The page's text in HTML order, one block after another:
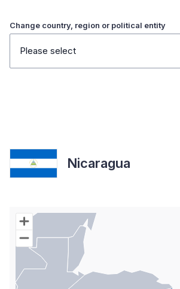
Change country, region or political entity
Please select
Nicaragua
Chart
Map of World with Palestine areas, high